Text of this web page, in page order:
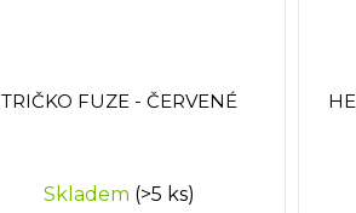
TRIČKO FUZE - ČERVENÉ
Skladem (>5 ks)